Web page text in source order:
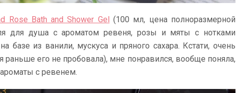
Rose Bath and Shower Gel (100 мл, цена полноразмерной
для душа с ароматом ревеня, розы и мяты с нотками
базе из ванили, мускуса и пряного сахара. Кстати, очень
раньше его не пробовала), мне понравился, вообще поняла,
с ревенем.